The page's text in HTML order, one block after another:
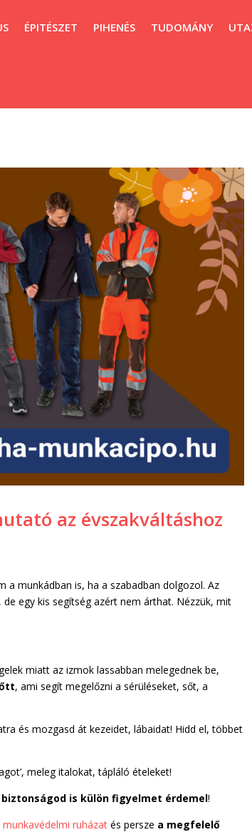
ÉPITÉSZET PIHENÉS TUDOMÁNY
az évszakváltáshoz
munkádban is, ha a szabadban dolgozol. Az
egy kis segítség azért nem árthat. Nézzük, mit
miatt az izmok lassabban melegednek be,
, ami segít megelőzni a sérüléseket, sőt, a
és mozgasd át kezeidet, lábaidat! Hidd el, többet
meleg italokat, tápláló ételeket!
biztonságod is külön figyelmet érdemel!
ruházat és persze a megfelelő